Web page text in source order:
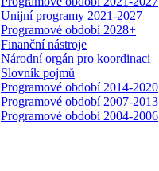
Unijní programy 2021-2027
Programové období 2028+
Finanční nástroje
Národní orgán pro koordinaci
Slovník pojmů
Programové období 2014-2020
Programové období 2007-2013
Programové období 2004-2006